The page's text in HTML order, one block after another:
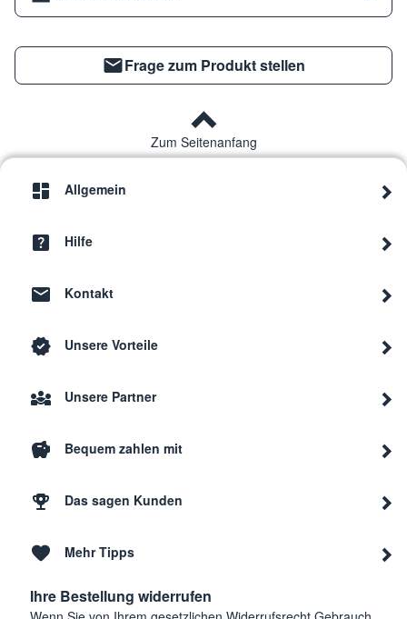
Frage zum Produkt stellen
Zum Seitenanfang
Allgemein
Hilfe
Kontakt
Unsere Vorteile
Unsere Partner
Bequem zahlen mit
Das sagen Kunden
Mehr Tipps
Ihre Bestellung widerrufen